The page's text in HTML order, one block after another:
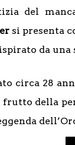
del
si presenta
da
circa 28
frutto della